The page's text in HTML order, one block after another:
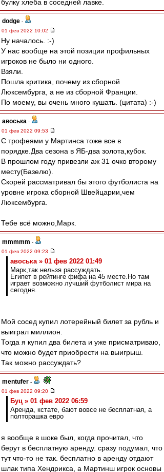
булку хлеба в соседней лавке.
dodge -
01 фев 2022 10:02
Ну началось. :-)
У нас вообще на этой позиции профильных
игроков не было ни одного.
Взяли.
Пошла критика, почему из сборной
Люксембурга, а не из сборной Франции.
По моему, вы очень много кушать. (цитата) :-)
авоська -
01 фев 2022 09:53
С трофеями у Мартинса тоже все в
порядке.Два сезона в ЯБ-два золота,кубок.
В прошлом году привезли аж 31 очко второму
месту(Базелю).
Скорей рассматривал бы этого футболиста на
уровне игрока сборной Швейцарии,чем
Люксембурга.
Тебе всё можно,Марк.
mmmmm -
01 фев 2022 09:23
авоська » 01 фев 2022 01:49
Марк,так нельзя рассуждать.
Египет в рейтинге фифа на 45 месте.Но там
играет возможно лучший футболист мира на
сегодня.
Мой сосед купил лотерейный билет за рубль и
выиграл миллион.
Тогда я купил два билета и уже присматриваю,
что можно будет приобрести на выигрыш.
Так можно рассуждать?
mentufer -
01 фев 2022 09:20
Буц » 01 фев 2022 06:59
Аренда, кстате, бают вовсе не бесплатная, а
полторашка евро
я вообще в шоке был, когда прочитал, что
берут в бесплатную аренду. сразу подумал, что
тут что-то не так. бесплатно в аренду отдают
шлак типа Хендрикса, а Мартинш игрок основы